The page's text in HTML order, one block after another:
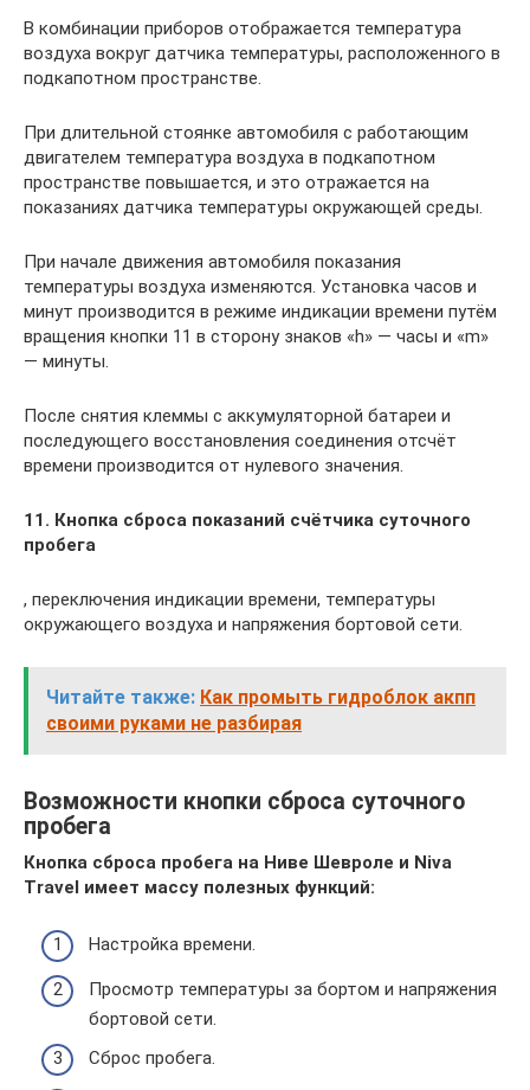
В комбинации приборов отображается температура
воздуха вокруг датчика температуры, расположенного в
подкапотном пространстве.
При длительной стоянке автомобиля с работающим
двигателем температура воздуха в подкапотном
пространстве повышается, и это отражается на
показаниях датчика температуры окружающей среды.
При начале движения автомобиля показания
температуры воздуха изменяются. Установка часов и
минут производится в режиме индикации времени путём
вращения кнопки 11 в сторону знаков «h» — часы и «m»
— минуты.
После снятия клеммы с аккумуляторной батареи и
последующего восстановления соединения отсчёт
времени производится от нулевого значения.
11. Кнопка сброса показаний счётчика суточного
пробега
, переключения индикации времени, температуры
окружающего воздуха и напряжения бортовой сети.
Читайте также: Как промыть гидроблок акпп
своими руками не разбирая
Возможности кнопки сброса суточного
пробега
Кнопка сброса пробега на Ниве Шевроле и Niva
Travel имеет массу полезных функций:
Настройка времени.
Просмотр температуры за бортом и напряжения
бортовой сети.
Сброс пробега.